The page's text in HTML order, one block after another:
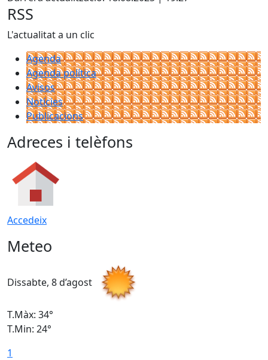
RSS
L'actualitat a un clic
Agenda
Agenda política
Avisos
Notícies
Publicacions
Adreces i telèfons
Accedeix
Meteo
Dissabte, 8 d’agost
T.Màx: 34°
T.Min: 24°
1